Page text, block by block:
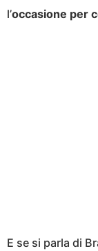
l’occasione per
E se si parla di